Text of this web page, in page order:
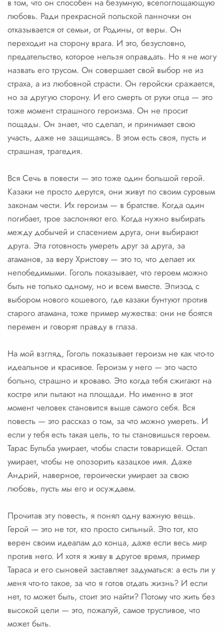
в том, что он способен на безумную, всепоглощающую
любовь. Ради прекрасной польской панночки он
отказывается от семьи, от Родины, от веры. Он
переходит на сторону врага. И это, безусловно,
предательство, которое нельзя оправдать. Но я не могу
назвать его трусом. Он совершает свой выбор не из
страха, а из любовной страсти. Он геройски сражается,
но за другую сторону. И его смерть от руки отца — это
тоже момент страшного героизма. Он не просит
пощады. Он знает, что сделал, и принимает свою
участь, даже не защищаясь. В этом есть своя, пусть и
страшная, трагедия.
Вся Сечь в повести — это тоже один большой герой.
Казаки не просто дерутся, они живут по своим суровым
законам чести. Их героизм — в братстве. Когда один
погибает, трое заслоняют его. Когда нужно выбирать
между добычей и спасением друга, они выбирают
друга. Эта готовность умереть друг за друга, за
атаманов, за веру Христову — это то, что делает их
непобедимыми. Гоголь показывает, что героем можно
быть не только одному, но и всем вместе. Эпизод с
выбором нового кошевого, где казаки бунтуют против
старого атамана, тоже пример мужества: они не боятся
перемен и говорят правду в глаза.
На мой взгляд, Гоголь показывает героизм не как что-то
идеальное и красивое. Героизм у него — это часто
больно, страшно и кроваво. Это когда тебя сжигают на
костре или пытают на площади. Но именно в этот
момент человек становится выше самого себя. Вся
повесть — это рассказ о том, за что можно умереть. И
если у тебя есть такая цель, то ты становишься героем.
Тарас Бульба умирает, чтобы спасти товарищей. Остап
умирает, чтобы не опозорить казацкое имя. Даже
Андрий, наверное, героически умирает за свою
любовь, пусть мы его и осуждаем.
Прочитав эту повесть, я понял одну важную вещь.
Герой — это не тот, кто просто сильный. Это тот, кто
верен своим идеалам до конца, даже если весь мир
против него. И хотя я живу в другое время, пример
Тараса и его сыновей заставляет задуматься: а есть ли у
меня что-то такое, за что я готов отдать жизнь? И если
нет, то может быть, стоит это найти? Потому что жить без
высокой цели — это, пожалуй, самое трусливое, что
может быть.